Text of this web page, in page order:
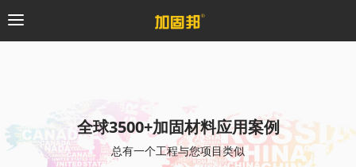
粘钢加固系统
全球3500+加固材料应用案例
总有一个工程与您项目类似